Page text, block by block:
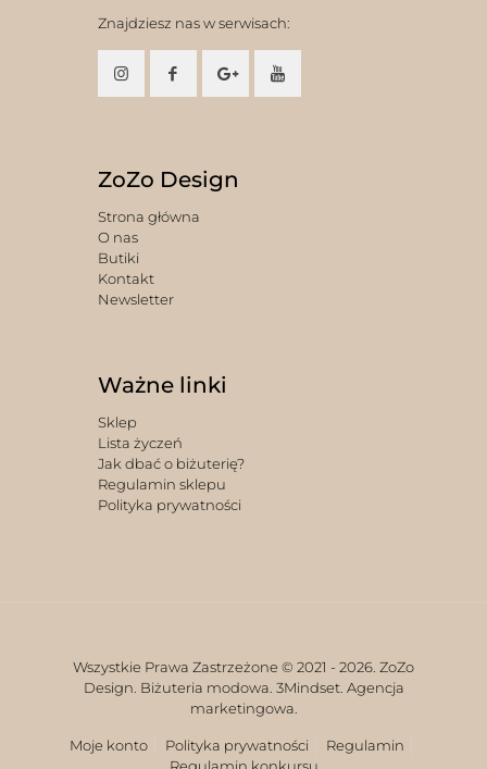
Znajdziesz nas w serwisach:
ZoZo Design
Strona główna
O nas
Butiki
Kontakt
Newsletter
Ważne linki
Sklep
Lista życzeń
Jak dbać o biżuterię?
Regulamin sklepu
Polityka prywatności
Wszystkie Prawa Zastrzeżone © 2021 - 2026. ZoZo
Design. Biżuteria modowa. 3Mindset. Agencja
marketingowa.
Moje konto Polityka prywatności
Regulamin